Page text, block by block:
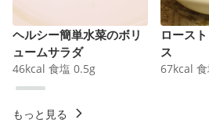
ヘルシー簡単水菜のボリ
ュームサラダ
46kcal 食塩 0.5g
ロース
ス
67kcal
もっと見る